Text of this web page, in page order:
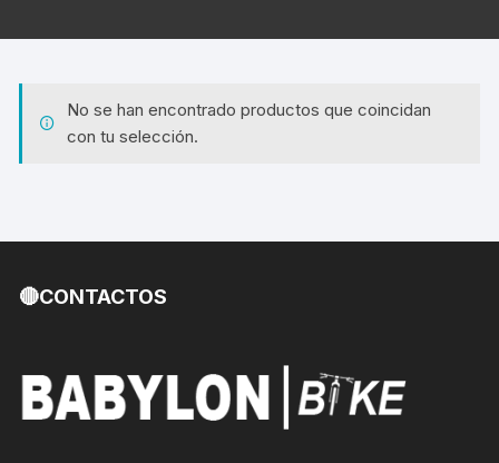
No se han encontrado productos que coincidan
con tu selección.
🔴CONTACTOS